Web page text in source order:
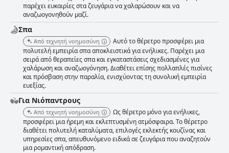
παρέχει ευκαιρίες στα ζευγάρια να χαλαρώσουν και να
αναζωογονηθούν μαζί.
Σπα
Από τεχνητή νοημοσύνη
Αυτό το θέρετρο προσφέρει μια
πολυτελή εμπειρία σπα αποκλειστικά για ενήλικες. Παρέχει μια
σειρά από θεραπείες σπα και εγκαταστάσεις σχεδιασμένες για
χαλάρωση και αναζωογόνηση. Διαθέτει επίσης πολλαπλές πισίνες
και πρόσβαση στην παραλία, ενισχύοντας τη συνολική εμπειρία
ευεξίας.
Για Νιόπαντρους
Από τεχνητή νοημοσύνη
Ως θέρετρο μόνο για ενήλικες,
προσφέρει μια ήρεμη και εκλεπτυσμένη ατμόσφαιρα. Το θέρετρο
διαθέτει πολυτελή καταλύματα, επιλογές εκλεκτής κουζίνας και
υπηρεσίες σπα, απευθυνόμενο ειδικά σε ζευγάρια που αναζητούν
μια ρομαντική απόδραση.